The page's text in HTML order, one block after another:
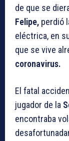
de que se
Felipe, perdió
eléctrica, en
que se vive
coronavirus.
El fatal
jugador de la
encontraba